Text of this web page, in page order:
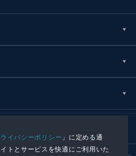
イバシーポリシー 」に定める通
トとサービスを快適にご利用いた